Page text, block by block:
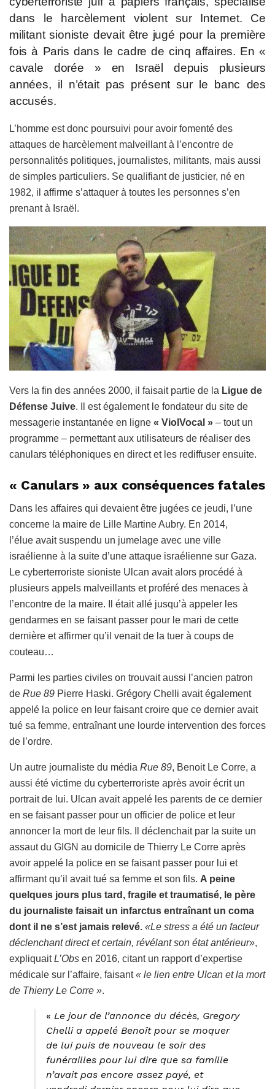
dans le harcèlement violent sur Internet. Ce
militant sioniste devait être jugé pour la première
fois à Paris dans le cadre de cinq affaires. En «
cavale dorée » en Israël depuis plusieurs
années, il n’était pas présent sur le banc des
accusés.
L’homme est donc poursuivi pour avoir fomenté des
attaques de harcèlement malveillant à l’encontre de
personnalités politiques, journalistes, militants, mais aussi
de simples particuliers. Se qualifiant de justicier, né en
1982, il affirme s’attaquer à toutes les personnes s’en
prenant à Israël.
Vers la fin des années 2000, il faisait partie de la Ligue de
Défense Juive. Il est également le fondateur du site de
messagerie instantanée en ligne « ViolVocal » – tout un
programme – permettant aux utilisateurs de réaliser des
canulars téléphoniques en direct et les rediffuser ensuite.
« Canulars » aux conséquences fatales
Dans les affaires qui devaient être jugées ce jeudi, l’une
concerne la maire de Lille Martine Aubry. En 2014,
l’élue avait suspendu un jumelage avec une ville
israélienne à la suite d’une attaque israélienne sur Gaza.
Le cyberterroriste sioniste Ulcan avait alors procédé à
plusieurs appels malveillants et proféré des menaces à
l’encontre de la maire. Il était allé jusqu’à appeler les
gendarmes en se faisant passer pour le mari de cette
dernière et affirmer qu’il venait de la tuer à coups de
couteau…
Parmi les parties civiles on trouvait aussi l’ancien patron
de Rue 89 Pierre Haski. Grégory Chelli avait également
appelé la police en leur faisant croire que ce dernier avait
tué sa femme, entraînant une lourde intervention des forces
de l’ordre.
Un autre journaliste du média Rue 89, Benoit Le Corre, a
aussi été victime du cyberterroriste après avoir écrit un
portrait de lui. Ulcan avait appelé les parents de ce dernier
en se faisant passer pour un officier de police et leur
annoncer la mort de leur fils. Il déclenchait par la suite un
assaut du GIGN au domicile de Thierry Le Corre après
avoir appelé la police en se faisant passer pour lui et
affirmant qu’il avait tué sa femme et son fils. A peine
quelques jours plus tard, fragile et traumatisé, le père
du journaliste faisait un infarctus entraînant un coma
dont il ne s’est jamais relevé. «Le stress a été un facteur
déclenchant direct et certain, révélant son état antérieur»,
expliquaitL’Obs en 2016, citant un rapport d’expertise
médicale sur l’affaire, faisant« le lien entre Ulcan et la mort
de Thierry Le Corre ».
« Le jour de l’annonce du décès, Gregory
Chelli a appelé Benoît pour se moquer
de lui puis de nouveau le soir des
funérailles pour lui dire que sa famille
n’avait pas encore assez payé, et